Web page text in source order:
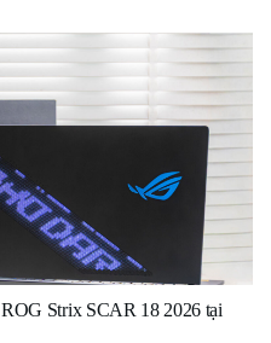
Strix SCAR 18 2026 tại